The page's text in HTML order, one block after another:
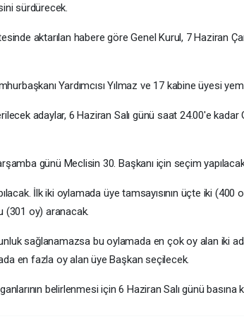
sürdürecek.
aktarılan habere göre Genel Kurul, 7 Haziran
Yardımcısı Yılmaz ve 17 kabine üyesi
adaylar, 6 Haziran Salı günü saat 24.00'e kadar
günü Meclisin 30. Başkanı için seçim
İlk iki oylamada üye tamsayısının üçte iki (400
(301 oy) aranacak.
sağlanamazsa bu oylamada en çok oy alan iki
en fazla oy alan üye Başkan seçilecek.
belirlenmesi için 6 Haziran Salı günü basına